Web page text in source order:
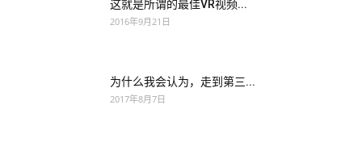
这就是所谓的最佳VR视频...
2016年9月21日
为什么我会认为，走到第三...
2017年8月7日